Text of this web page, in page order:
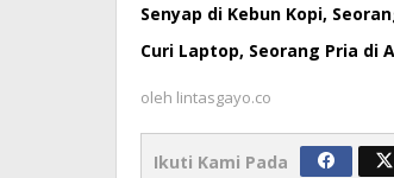
Senyap di Kebun Kopi,
Curi Laptop, Seorang Pria di
oleh lintasgayo.co
Ikuti Kami Pada